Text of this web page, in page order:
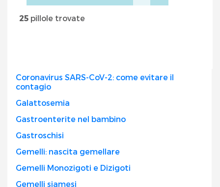
25 pillole trovate
Coronavirus SARS-CoV-2: come evitare il
contagio
Galattosemia
Gastroenterite nel bambino
Gastroschisi
Gemelli: nascita gemellare
Gemelli Monozigoti e Dizigoti
Gemelli siamesi